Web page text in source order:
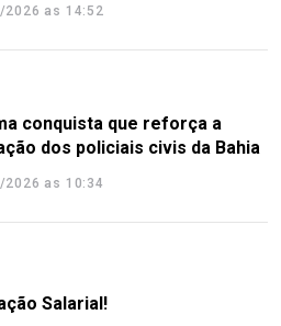
2026 as 14:52
conquista que reforça a
dos policiais civis da Bahia
as 10:34
Salarial!